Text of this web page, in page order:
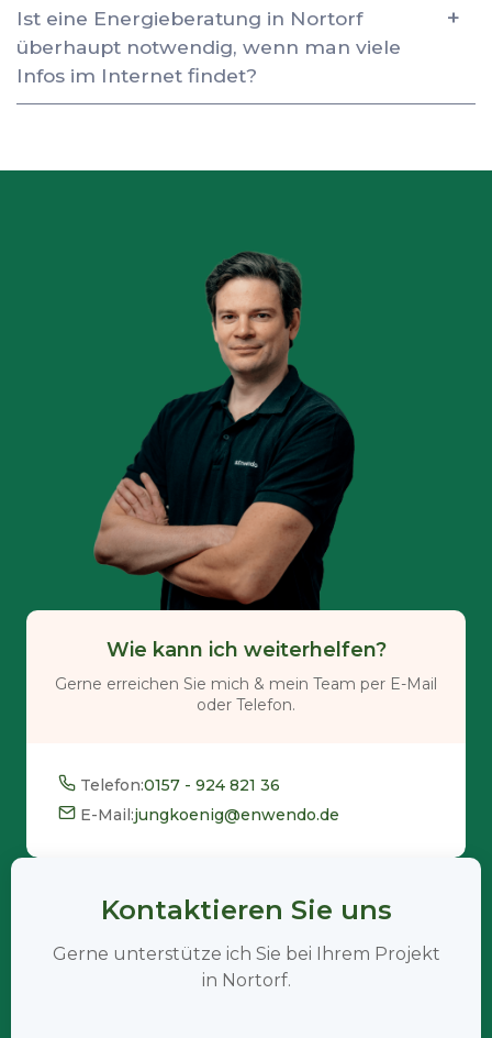
Ist eine Energieberatung in Nortorf
überhaupt notwendig, wenn man viele
Infos im Internet findet?
Wie kann ich weiterhelfen?
Gerne erreichen Sie mich & mein Team per E-Mail
oder Telefon.
Telefon:0157 - 924 821 36
E-Mail:jungkoenig@enwendo.de
Kontaktieren Sie uns
Gerne unterstütze ich Sie bei Ihrem Projekt
in Nortorf.